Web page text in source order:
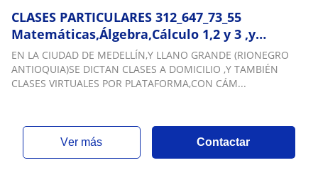
CLASES PARTICULARES 312_647_73_55
Matemáticas,Álgebra,Cálculo 1,2 y 3 ,y
otras.En Medellín,Y LLano Grande (Rionegro
Antioquia) EAFIT, EIA,
UNAL,UDEA,UCO,UANDES,UJAVERIANA
EN LA CIUDAD DE MEDELLÍN,Y LLANO GRANDE (RIONEGRO
ANTIOQUIA)SE DICTAN CLASES A DOMICILIO ,Y TAMBIÉN
CLASES VIRTUALES POR PLATAFORMA,CON CÁM...
ver más Contactar